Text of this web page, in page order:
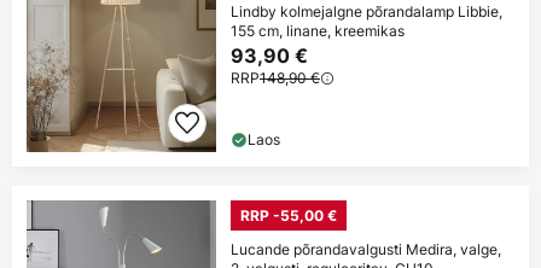
Lindby kolmejalgne põrandalamp Libbie,
155 cm, linane, kreemikas
93,90 €
RRP148,90 €
Laos
RRP -55,00 €
Lucande põrandavalgusti Medira, valge,